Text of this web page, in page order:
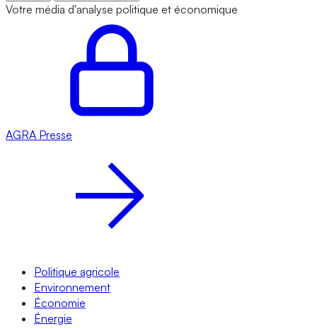
Votre média d'analyse politique et économique
AGRA Presse
Politique agricole
Environnement
Économie
Énergie